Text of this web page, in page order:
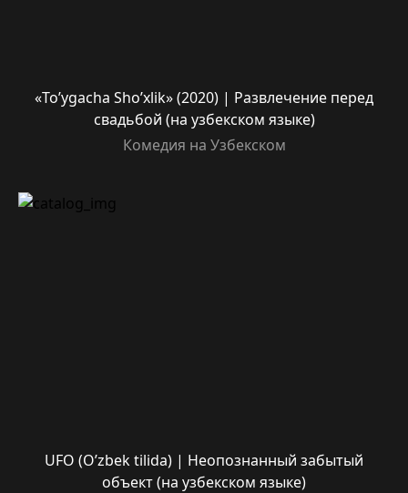
«To’ygacha Sho’xlik» (2020) | Развлечение перед
свадьбой (на узбекском языке)
Комедия на Узбекском
UFO (O’zbek tilida) | Неопознанный забытый
объект (на узбекском языке)